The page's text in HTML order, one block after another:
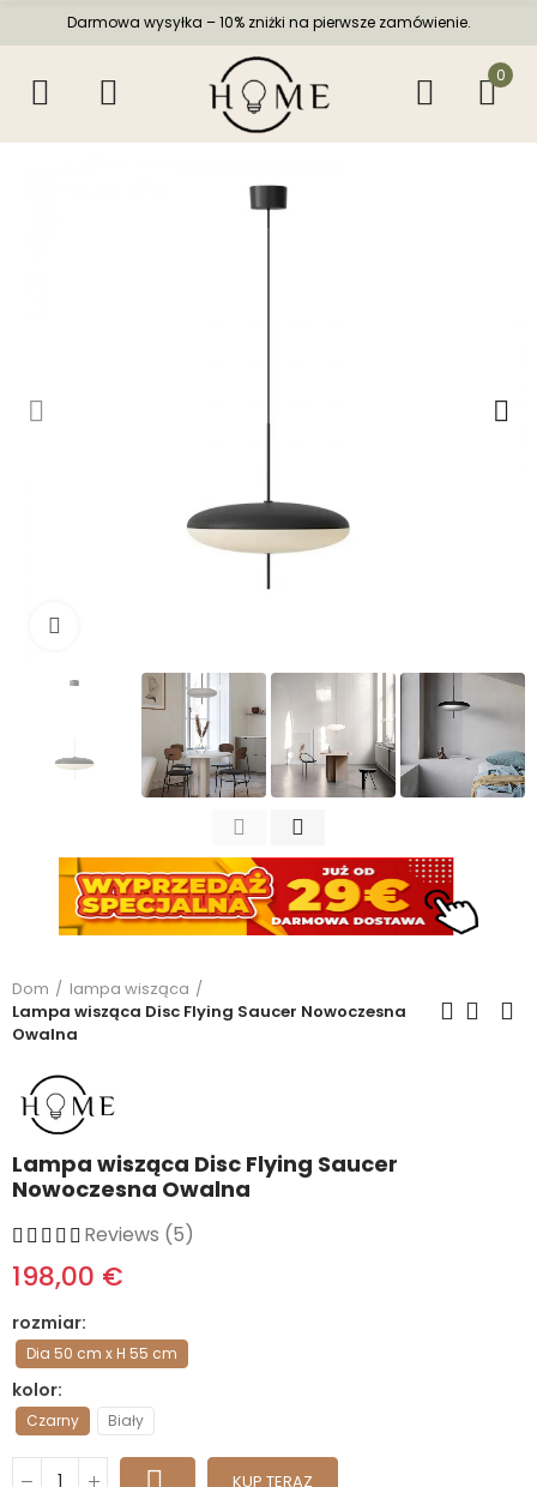
Darmowa wysyłka – 10% zniżki na pierwsze zamówienie.
0
Dom
lampa wisząca
Lampa wisząca Disc Flying Saucer Nowoczesna
Owalna
Lampa wisząca Disc Flying Saucer
Nowoczesna Owalna
Reviews (5)
198,00 €
rozmiar
Dia 50 cm x H 55 cm
kolor
Czarny Biały
KUP TERAZ